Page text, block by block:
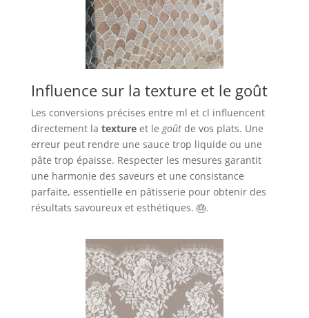
Influence sur la texture et le goût
Les conversions précises entre ml et cl influencent
directement la textureet le goûtde vos plats. Une
erreur peut rendre une sauce trop liquide ou une
pâte trop épaisse. Respecter les mesures garantit
une harmonie des saveurs et une consistance
parfaite, essentielle en pâtisserie pour obtenir des
résultats savoureux et esthétiques. 🎂.